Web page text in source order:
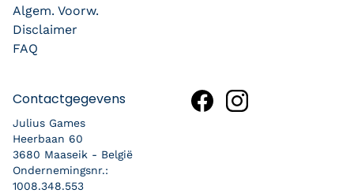
Contactgegevens
Julius Games
Heerbaan 60
3680 Maaseik - België
Ondernemingsnr.:
1008.348.553
Algem. Voorw.
Disclaimer
FAQ